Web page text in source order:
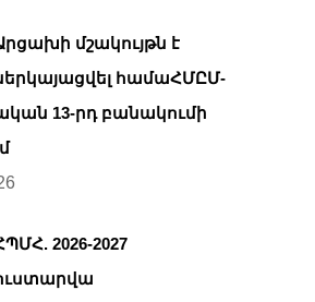
մշակույթն է
համաՀՄԸՄ-
13-րդ բանակումի
2026-2027